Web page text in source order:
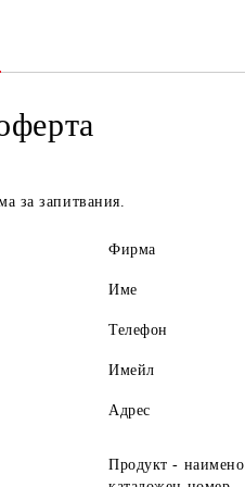
за запитвания.
Фирма
Име
Телефон
Имейл
Адрес
Продукт -